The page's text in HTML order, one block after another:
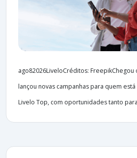
ago82026LiveloCréditos: FreepikChegou
lançou novas campanhas para quem
Livelo Top, com oportunidades tanto